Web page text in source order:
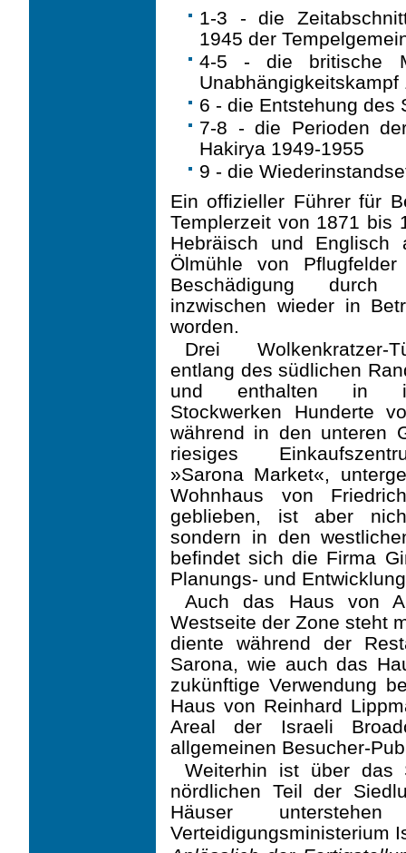
1-3 - die
1945 der
4-5 - die britische
Unabhängigkeitskampf
6 - die Entstehung des
7-8 - die Perioden
Hakirya 1949-1955
9 - die
Ein offizieller Führer für
Templerzeit von 1871 bis
Hebräisch und Englisch
Ölmühle von
Beschädigung
inzwischen wieder in
worden.
Drei Wolkenkratzer-
entlang des südlichen
und enthalten in
Stockwerken Hunderte
während in den unteren
riesiges
»Sarona Market«,
Wohnhaus von
geblieben, ist aber
sondern in den
befindet sich die Firma
Planungs- und
Auch das Haus von
Westseite der Zone steht
diente wäh­rend der
Sarona, wie auch das
zukünftige Verwendung
Haus von Reinhard
Areal der Israeli
allgemeinen Besucher-
Weiterhin ist über das
nördlichen Teil der
Häuser
Verteidigungsministerium